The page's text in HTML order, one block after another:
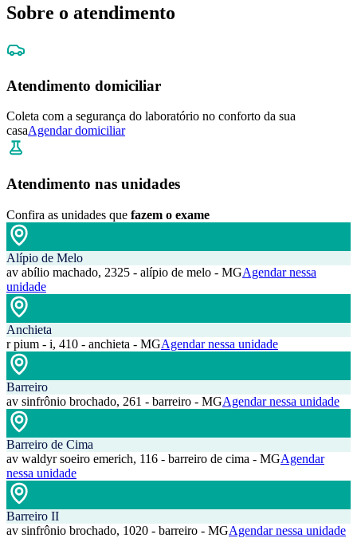
Sobre o atendimento
Atendimento domiciliar
Coleta com a segurança do laboratório no conforto da sua
casaAgendar domiciliar
Atendimento nas unidades
Confira as unidades que fazem o exame
Alípio de Melo
av abílio machado, 2325 - alípio de melo - MGAgendar nessa
unidade
Anchieta
r pium - i, 410 - anchieta - MGAgendar nessa unidade
Barreiro
av sinfrônio brochado, 261 - barreiro - MGAgendar nessa unidade
Barreiro de Cima
av waldyr soeiro emerich, 116 - barreiro de cima - MGAgendar
nessa unidade
Barreiro II
av sinfrônio brochado, 1020 - barreiro - MGAgendar nessa unidade